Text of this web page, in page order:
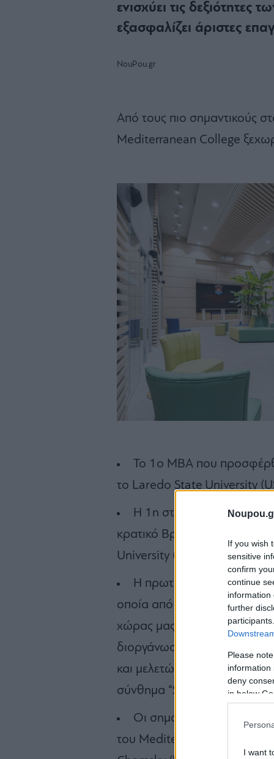
If you wish
sensitive
confirm
continue
information
further
Please
information
deny
in below
I want
ενισχύει τις δεξιότητες
εξασφαλίζει άριστες
NouPou.gr
Από τους πιο σημαντικούς
Mediterranean College
Το 1ο MBA που
το Laredo State University
Η 1η στην Ελλάδα
κρατικό Βρετανικό
University (UK), το 1992.
Η πρωτοβουλία «Ελλάδα,
οποία από το 1995 έως
χώρας μας ως πόλο έλξης
διοργάνωση συνεδρίων,
και μελετών, συμμετοχή σε
σύνθημα “Study in Greece”.
Οι σημαντικές
του Mediterranean College